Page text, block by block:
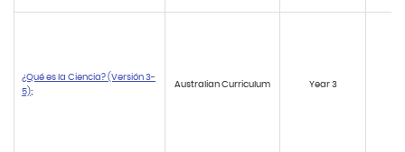
¿Qué es la Ciencia? (Versión 3-
5);
Australian Curriculum Year 3